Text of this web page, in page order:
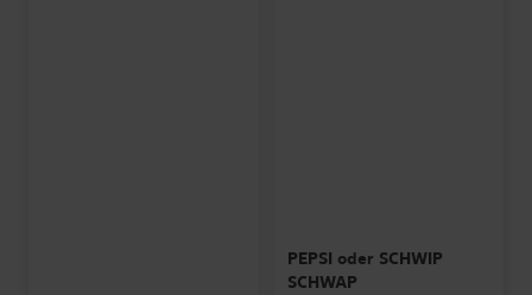
PEPSI oder SCHWIP
SCHWAP